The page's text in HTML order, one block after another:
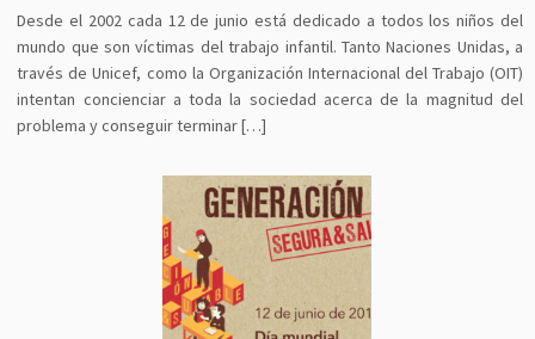
Desde el 2002 cada 12 de junio está dedicado a todos los niños del
mundo que son víctimas del trabajo infantil. Tanto Naciones Unidas, a
través de Unicef, como la Organización Internacional del Trabajo (OIT)
intentan concienciar a toda la sociedad acerca de la magnitud del
problema y conseguir terminar […]